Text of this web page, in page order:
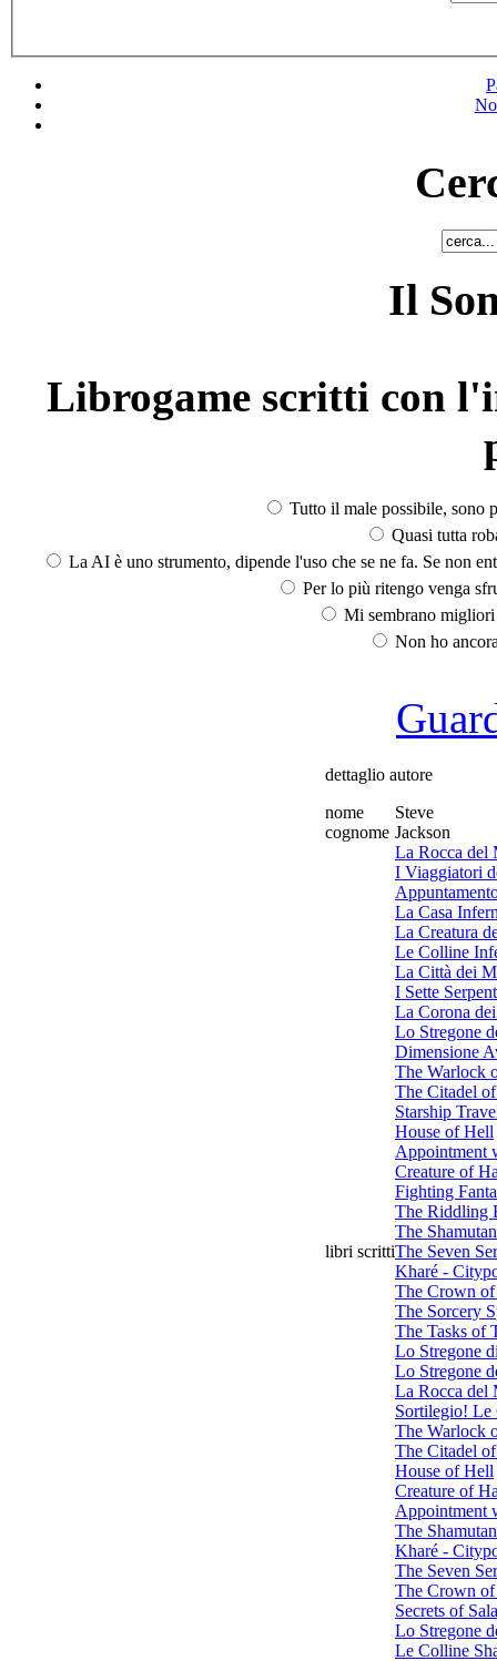
Il
Librogame scritti con
Tutto il male possibile, sono
Quasi tutta
La AI è uno strumento, dipende l'uso che se ne fa. Se non
Per lo più ritengo venga
Mi sembrano
Non ho
dettaglio autore
nome
Steve
cognome Jackson
libri scritti
La Rocca del
I Viaggiatori
La Casa
La Creatura
Le Colline
La Città dei
I Sette
La Corona
Lo Stregone
Dimensione
The Warlock
The Citadel
Starship
House of Hell
Appointment
Creature of
Fighting
The Riddling
The
The Seven
Kharé -
The Crown
The Sorcery
The Tasks of
Lo Stregone
Lo Stregone
La Rocca del
Sortilegio!
The Warlock
The Citadel
House of Hell
Creature of
Appointment
The
Kharé -
The Seven
The Crown
Secrets of
Lo Stregone
Le Colline